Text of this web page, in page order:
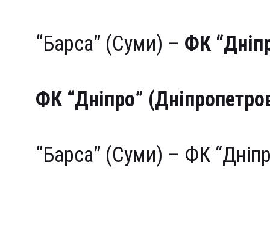
“Барса” (Суми) – ФК
ФК “Дніпро”
“Барса” (Суми) – ФК